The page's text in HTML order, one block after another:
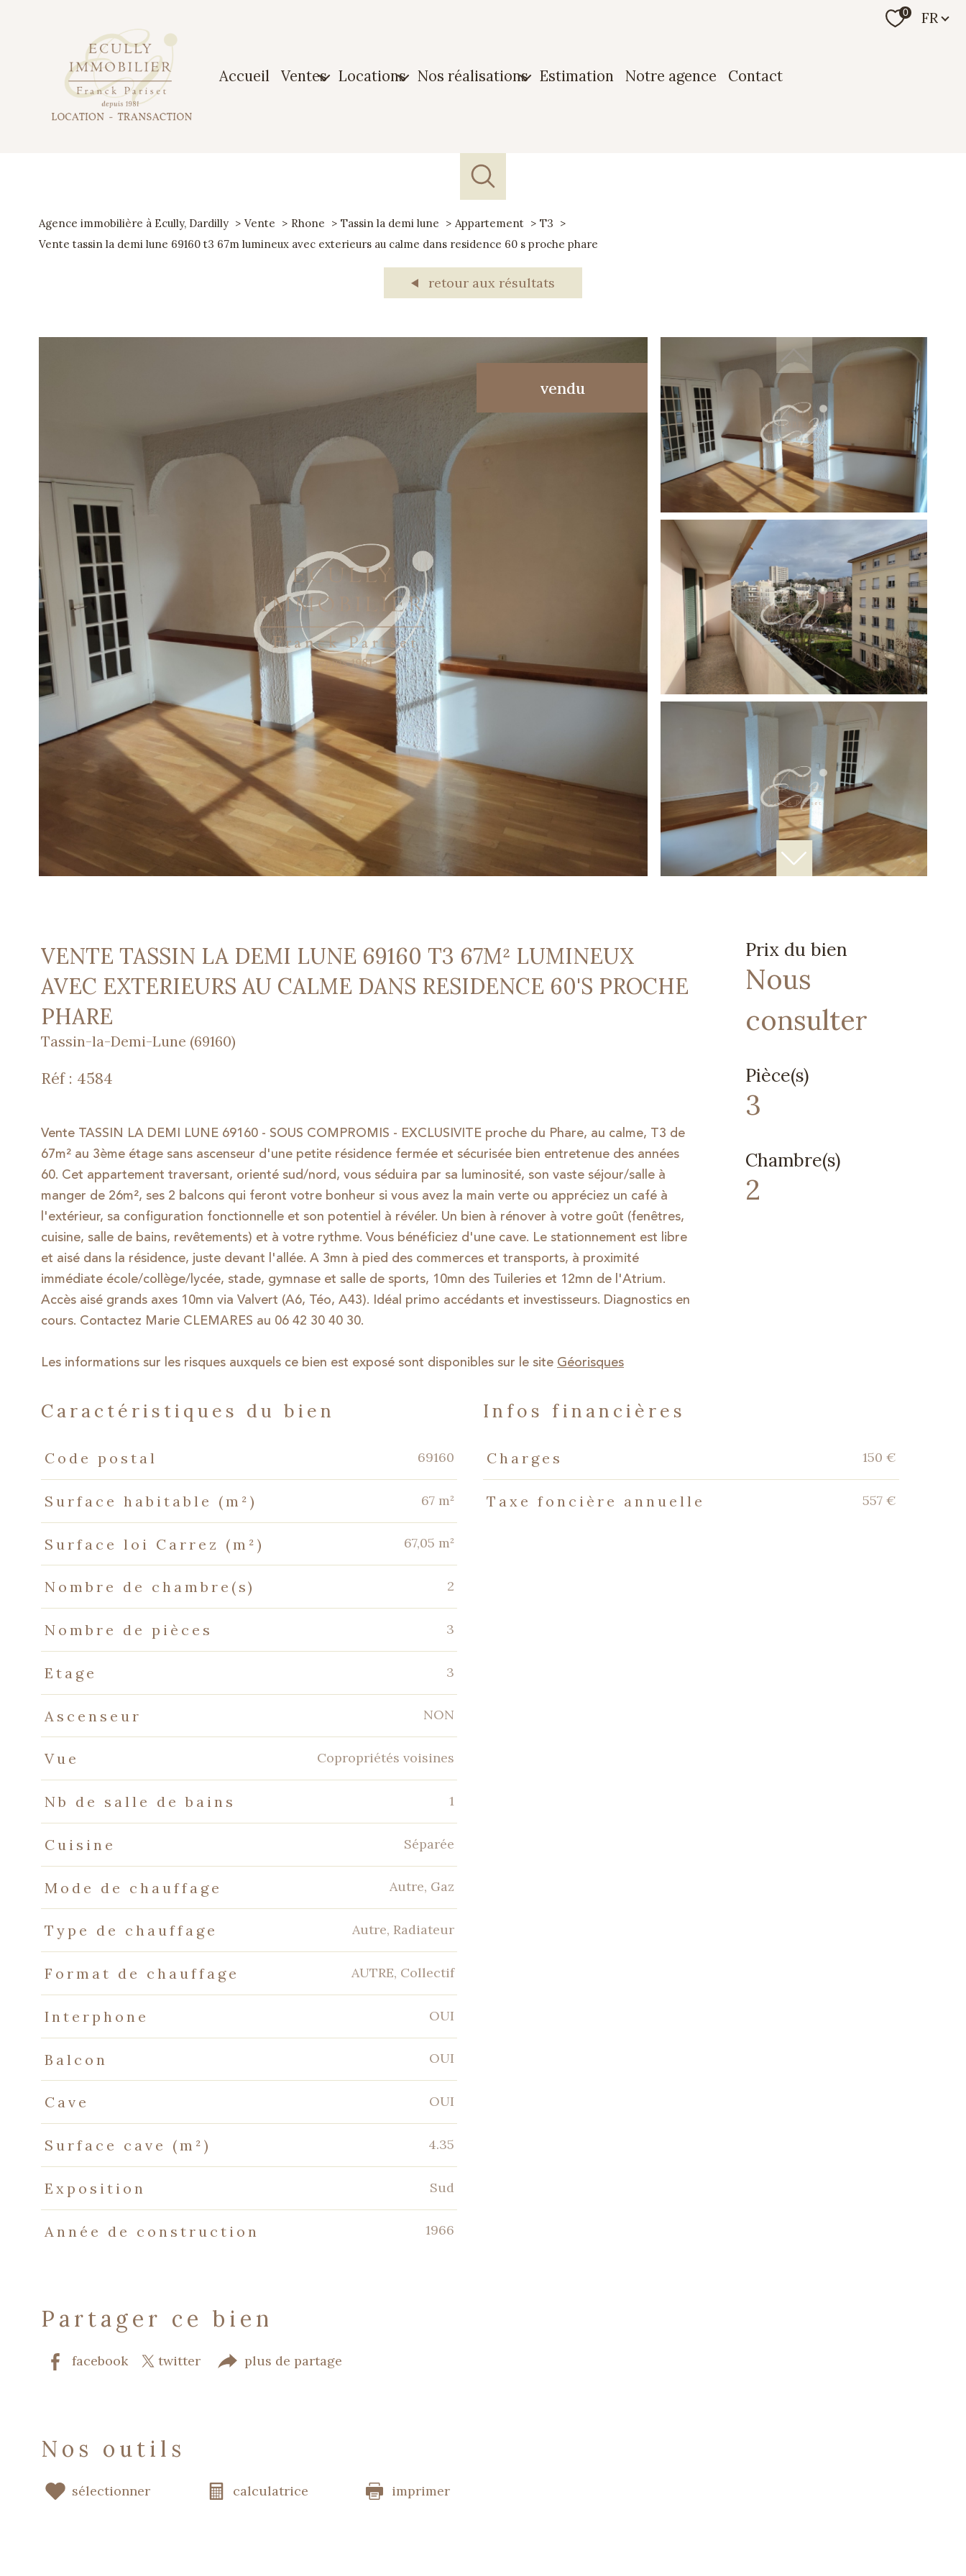
0 Langue
FR
accueil ventes
Garage
locations nos réalisations
Biens loués
estimation notre agence contact
Agence immobilière à Ecully, Dardilly Vente Rhone Tassin la demi lune Appartement
T3
Vente tassin la demi lune 69160 t3 67m lumineux avec exterieurs au calme dans residence 60 s proche phare
retour aux résultats
vendu
VENTE TASSIN LA DEMI LUNE 69160 T3 67M² LUMINEUX
AVEC EXTERIEURS AU CALME DANS RESIDENCE 60'S PROCHE
PHARE
Tassin-la-Demi-Lune (69160)
Réf : 4584
Vente TASSIN LA DEMI LUNE 69160 - SOUS COMPROMIS - EXCLUSIVITE proche du Phare, au calme, T3 de
67m² au 3ème étage sans ascenseur d'une petite résidence fermée et sécurisée bien entretenue des années
60. Cet appartement traversant, orienté sud/nord, vous séduira par sa luminosité, son vaste séjour/salle à
manger de 26m², ses 2 balcons qui feront votre bonheur si vous avez la main verte ou appréciez un café à
l'extérieur, sa configuration fonctionnelle et son potentiel à révéler. Un bien à rénover à votre goût (fenêtres,
cuisine, salle de bains, revêtements) et à votre rythme. Vous bénéficiez d'une cave. Le stationnement est libre
et aisé dans la résidence, juste devant l'allée. A 3mn à pied des commerces et transports, à proximité
immédiate école/collège/lycée, stade, gymnase et salle de sports, 10mn des Tuileries et 12mn de l'Atrium.
Accès aisé grands axes 10mn via Valvert (A6, Téo, A43). Idéal primo accédants et investisseurs. Diagnostics en
cours. Contactez Marie CLEMARES au 06 42 30 40 30.
Les informations sur les risques auxquels ce bien est exposé sont disponibles sur le siteGéorisques
Prix du bien
Nous
consulter
Pièce(s)
3
Chambre(s)
2
caractéristiques du bien
Caractéristiques Valeurs
Code postal 69160
Surface habitable (m²) 67 m²
Surface loi Carrez (m²) 67,05 m²
Nombre de chambre(s) 2
Nombre de pièces 3
Etage 3
Ascenseur NON
Vue Copropriétés voisines
Nb de salle de bains 1
Cuisine Séparée
Mode de chauffage Autre, Gaz
Type de chauffage Autre, Radiateur
Format de chauffage AUTRE, Collectif
Interphone OUI
Balcon OUI
Cave OUI
Surface cave (m²) 4.35
Exposition Sud
Année de construction 1966
infos financières
Caractéristiques
Charges 150 €
Taxe foncière annuelle 557 €
partager ce bien
facebook twitter plus de partage
nos outils
sélectionner calculatrice imprimer